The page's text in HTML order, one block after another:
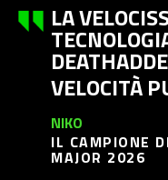
LA
VELOCITÀ
NIKO
IL CAMPIONE
MAJOR 2026